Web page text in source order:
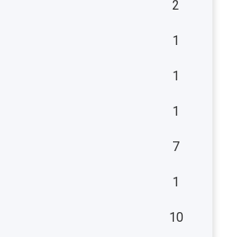
2
1
1
1
7
1
10